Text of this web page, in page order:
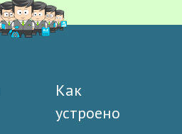
Как
устроено